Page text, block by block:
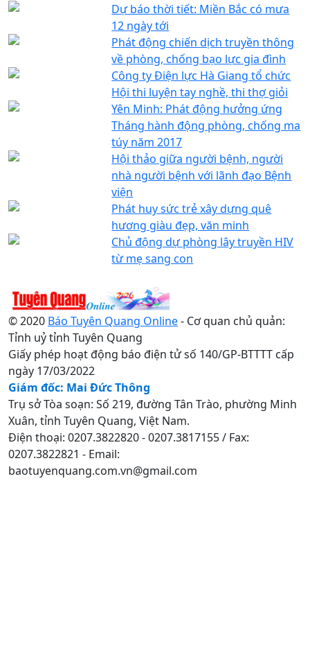
Dự báo thời tiết: Miền Bắc có mưa
12 ngày tới
Phát động chiến dịch truyền thông
về phòng, chống bạo lực gia đình
Công ty Điện lực Hà Giang tổ chức
Hội thi luyện tay nghề, thi thợ giỏi
Yên Minh: Phát động hưởng ứng
Tháng hành động phòng, chống ma
túy năm 2017
Hội thảo giữa người bệnh, người
nhà người bệnh với lãnh đạo Bệnh
viện
Phát huy sức trẻ xây dựng quê
hương giàu đẹp, văn minh
Chủ động dự phòng lây truyền HIV
từ mẹ sang con
© 2020 Báo Tuyên Quang Online- Cơ quan chủ quản:
Tỉnh uỷ tỉnh Tuyên Quang
Giấy phép hoạt động báo điện tử số 140/GP-BTTTT cấp
ngày 17/03/2022
Giám đốc: Mai Đức Thông
Trụ sở Tòa soạn: Số 219, đường Tân Trào, phường Minh
Xuân, tỉnh Tuyên Quang, Việt Nam.
Điện thoại: 0207.3822820 - 0207.3817155 / Fax:
0207.3822821 - Email:
baotuyenquang.com.vn@gmail.com